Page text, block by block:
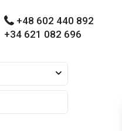
+48 602 440 892
+34 621 082 696